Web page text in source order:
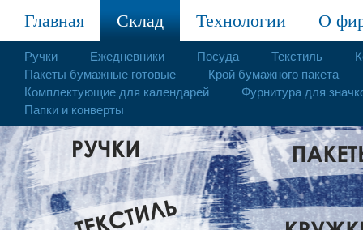
Главная Склад Технологии О
Ручки Ежедневники Посуда Текстиль
Пакеты бумажные готовые
Крой бумажного пакета
Комплектующие для календарей
Фурнитура для
Папки и конверты